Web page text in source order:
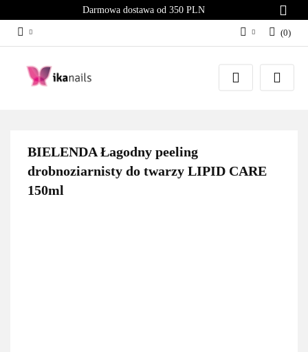
Darmowa dostawa od 350 PLN
Zaloguj się
Załóż konto
(0)
BIELENDA Łagodny peeling
drobnoziarnisty do twarzy LIPID CARE
150ml